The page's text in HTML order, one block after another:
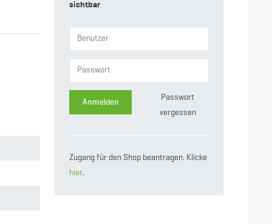
sichtbar
Anmelden
Passwort
vergessen
Zugang für den Shop beantragen. Klicke
hier.